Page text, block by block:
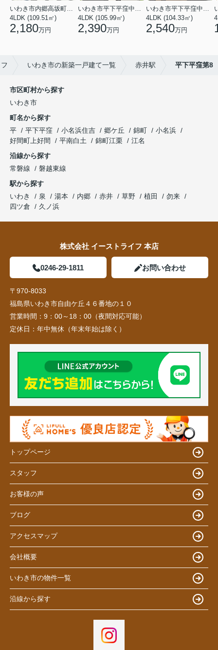
いわき市内郷高坂町２丁目
4LDK (109.51㎡)
2,180万円
いわき市平下平窪中島町
4LDK (105.99㎡)
2,390万円
いわき市平下平窪中島町
4LDK (104.33㎡)
2,540万円
いわき市の新築一戸建て一覧 赤井駅 平下平窪第8
市区町村から探す
いわき市
町名から探す
平
平下平窪 小名浜住吉 郷ケ丘 錦町
小名浜
好間町上好間
平南白土 錦町江栗
江名
沿線から探す
常磐線
磐越東線
駅から探す
いわき
泉 湯本 内郷 赤井 草野 植田
勿来
四ツ倉
久ノ浜
株式会社 イーストライフ 本店
0246-29-1811 お問い合わせ
〒970-8033
福島県いわき市自由ケ丘４６番地の１０
営業時間： 9：00～18：00（夜間対応可能）
定休日： 年中無休（年末年始は除く）
トップページ
スタッフ
お客様の声
ブログ
アクセスマップ
会社概要
いわき市の物件一覧
沿線から探す